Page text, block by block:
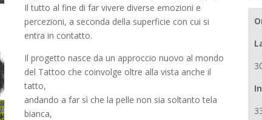
Il tutto al fine di far vivere diverse emozioni e
percezioni, a seconda della superficie con cui si
entra in contatto.
Il progetto nasce da un approccio nuovo al mondo
del Tattoo che coinvolge oltre alla vista anche il
tatto,
andando a far sì che la pelle non sia soltanto tela
bianca,